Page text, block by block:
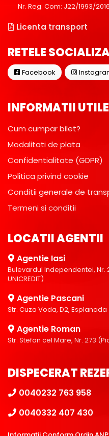
Nr. Reg. Com: J22/1993/2016
Licenta transport
RETELE
Facebook
INFORMATII UTILE
Cum cumpar bilet?
Modalitati de plata
Confidentialitate (GDPR)
Politica privind cookie
Conditii generale de
Termeni si conditii
LOCATII AGENTII
Agentie Iasi
Bulevardul Independentei, Nr.
UNICREDIT)
Agentie Pascani
Str. Cuza Voda, D2,
Agentie Roman
Str. Stefan cel Mare, Nr. 273
DISPECERAT
0040232 763 958
0040332 407 430